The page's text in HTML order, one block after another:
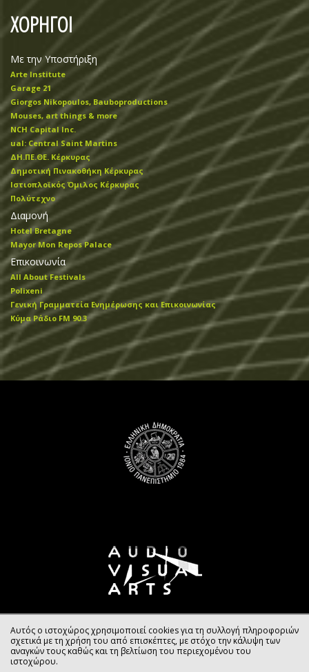
ΧΟΡΗΓΟΙ
Με την Υποστήριξη
Arte Institute
Garage 21
Giorgos Nikopoulos, Bauboproductions
Mouses, art things & more
NCH Capital Inc.
ual: Central Saint Martins
ΔΗ.ΠΕ.ΘΕ. Κέρκυρας
Δημοτική Πινακοθήκη Κέρκυρας
Ιστιοπλοϊκός Όμιλος Κέρκυρας
Πολύτεχνο
Διαμονή
Hotel Bretagne
Mayor Mon Repos Palace
Επικοινωνία
All About Festivals
Polixeni
Γενική Γραμματεία Ενημέρωσης και Επικοινωνίας
Κύμα Ράδιο FM 90.3
Αυτός ο ιστοχώρος χρησιμοποιεί cookies για τη συλλογή πληροφοριών
σχετικά με τη χρήση του από επισκέπτες, με στόχο την κάλυψη των
αναγκών τους καθώς και τη βελτίωση του περιεχομένου του
ιστοχώρου.